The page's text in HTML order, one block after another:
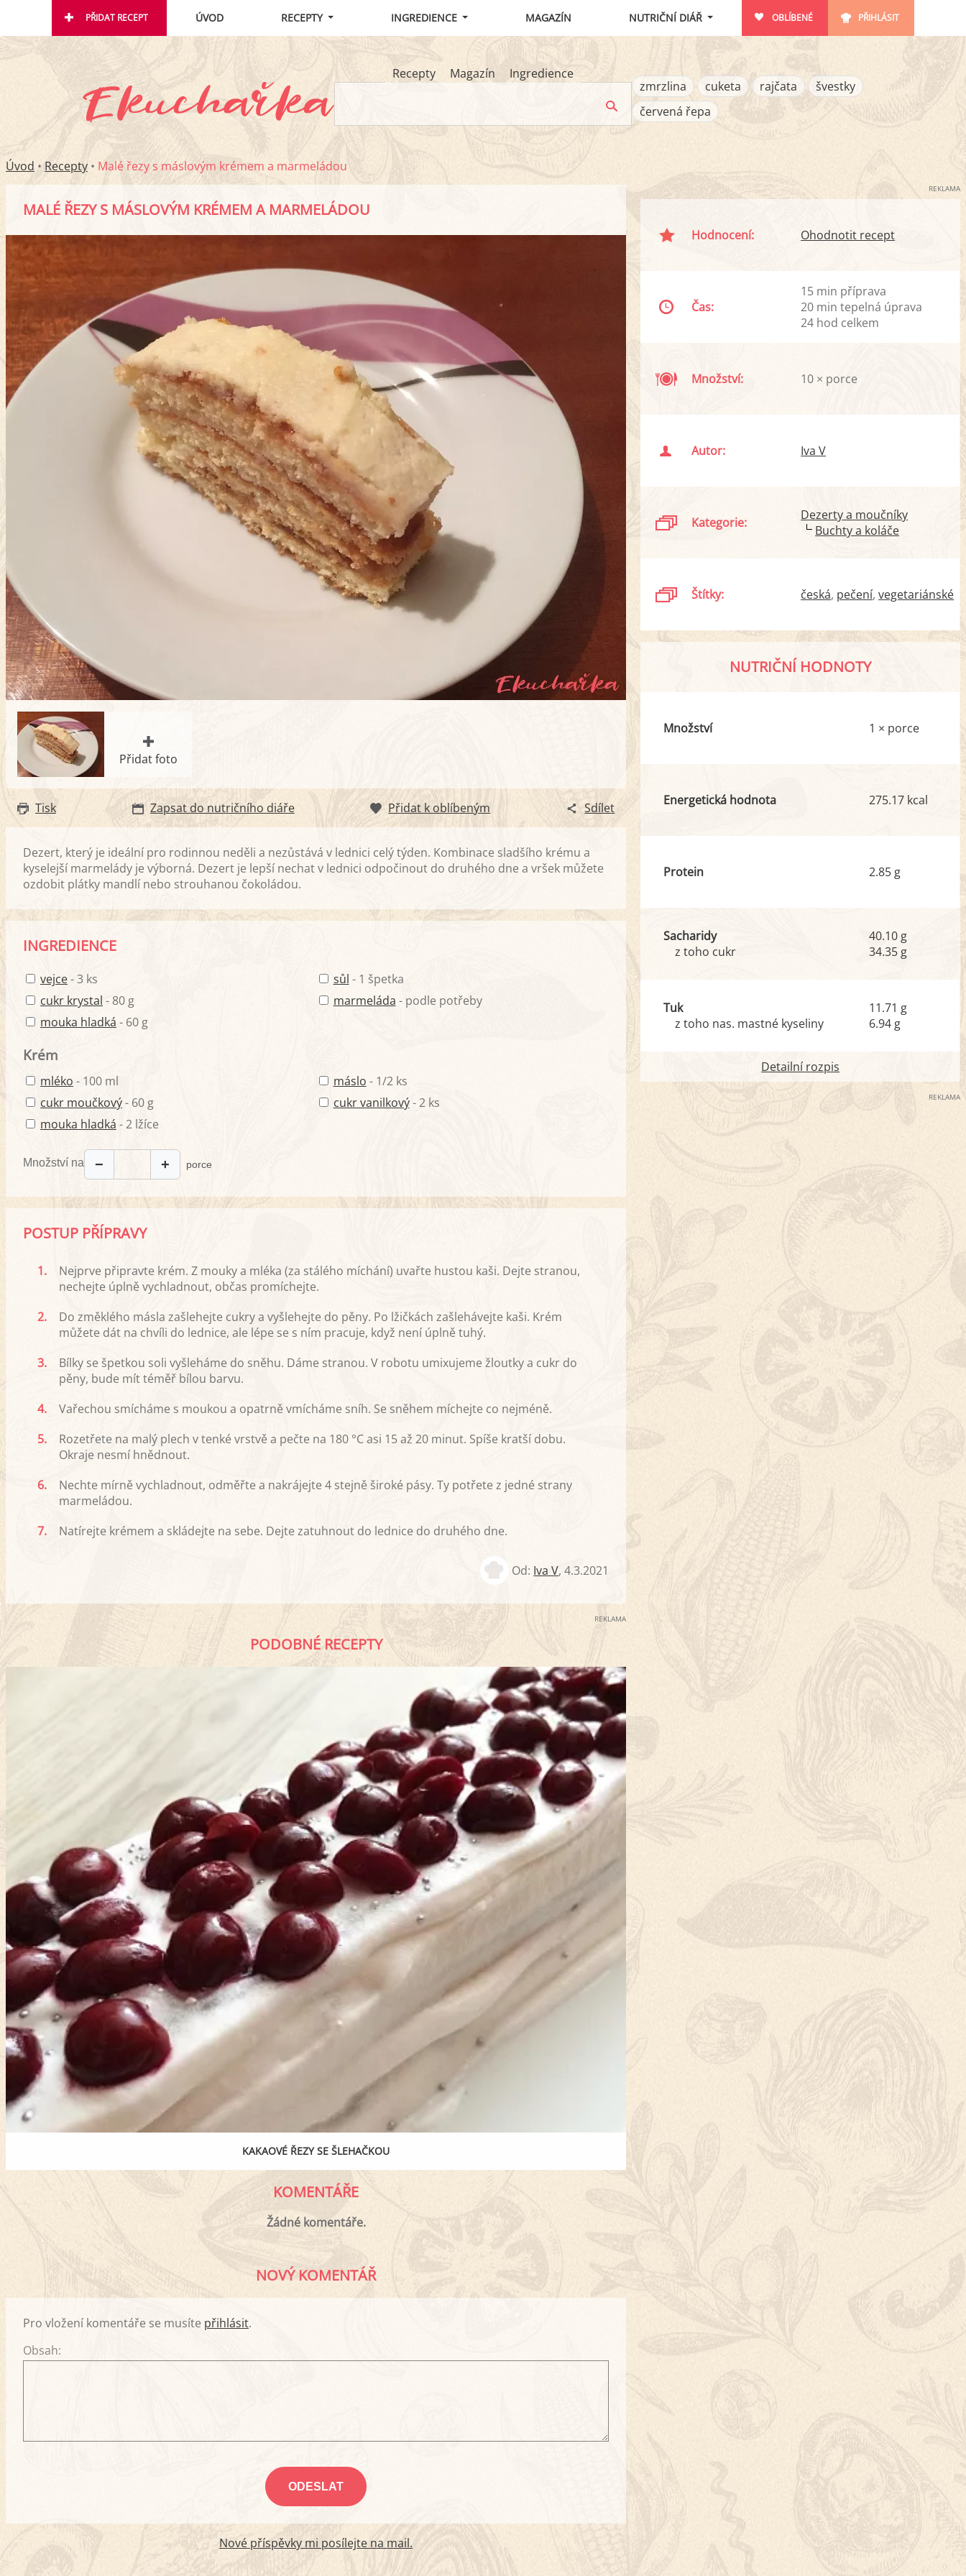
PŘIDAT RECEPT ÚVOD RECEPTY INGREDIENCE MAGAZÍN NUTRIČNÍ DIÁŘ OBLÍBENÉ PŘIHLÁSIT
Recepty Magazín
Ingredience
zmrzlina
cuketa rajčata
švestky
červená řepa
Úvod • Recepty • Malé řezy s máslovým krémem a marmeládou
MALÉ ŘEZY S MÁSLOVÝM KRÉMEM A MARMELÁDOU
Přidat foto
Tisk Zapsat do nutričního diáře Přidat k oblíbeným Sdílet
Dezert, který je ideální pro rodinnou neděli a nezůstává v lednici celý týden. Kombinace sladšího krému a
kyselejší marmelády je výborná. Dezert je lepší nechat v lednici odpočinout do druhého dne a vršek můžete
ozdobit plátky mandlí nebo strouhanou čokoládou.
INGREDIENCE
vejce- 3 ks
cukr krystal - 80 g
mouka hladká - 60 g
sůl - 1 špetka
marmeláda - podle potřeby
Krém
mléko - 100 ml
cukr moučkový- 60 g
mouka hladká - 2 lžíce
máslo - 1/2 ks
cukr vanilkový- 2 ks
Množství na − + porce
POSTUP PŘÍPRAVY
1.
Nejprve připravte krém. Z mouky a mléka (za stálého míchání) uvařte hustou kaši. Dejte stranou,
nechejte úplně vychladnout, občas promíchejte.
2.
Do změklého másla zašlehejte cukry a vyšlehejte do pěny. Po lžičkách zašlehávejte kaši. Krém
můžete dát na chvíli do lednice, ale lépe se s ním pracuje, když není úplně tuhý.
3.
Bílky se špetkou soli vyšleháme do sněhu. Dáme stranou. V robotu umixujeme žloutky a cukr do
pěny, bude mít téměř bílou barvu.
4.
Vařechou smícháme s moukou a opatrně vmícháme sníh. Se sněhem míchejte co nejméně.
5.
Rozetřete na malý plech v tenké vrstvě a pečte na 180 °C asi 15 až 20 minut. Spíše kratší dobu.
Okraje nesmí hnědnout.
6.
Nechte mírně vychladnout, odměřte a nakrájejte 4 stejně široké pásy. Ty potřete z jedné strany
marmeládou.
7.
Natírejte krémem a skládejte na sebe. Dejte zatuhnout do lednice do druhého dne.
Od: Iva V,4.3.2021
REKLAMA
PODOBNÉ RECEPTY
KAKAOVÉ ŘEZY SE ŠLEHAČKOU
KOMENTÁŘE
Žádné komentáře.
NOVÝ KOMENTÁŘ
Pro vložení komentáře se musíte přihlásit.
Obsah:
Nové příspěvky mi posílejte na mail.
REKLAMA
Hodnocení: Ohodnotit recept
Čas:
15 min příprava
20 min tepelná úprava
24 hod celkem
Množství: 10 × porce
Autor: Iva V
Kategorie:
Dezerty a moučníky
Buchty a koláče
Štítky: česká pečení vegetariánské
NUTRIČNÍ HODNOTY
Množství 1 × porce
Energetická hodnota 275.17 kcal
Protein 2.85 g
Sacharidy
z toho cukr
40.10 g
34.35 g
Tuk
z toho nas. mastné kyseliny
11.71 g
6.94 g
Detailní rozpis
REKLAMA